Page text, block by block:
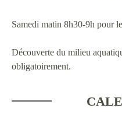
Samedi matin 8h30-9h pour
Découverte du milieu
obligatoirement.